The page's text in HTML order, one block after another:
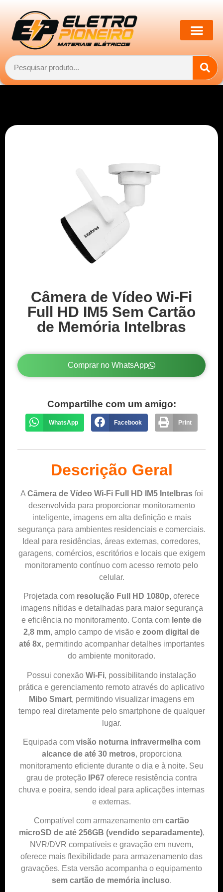
Câmera de Vídeo Wi-Fi
Full HD IM5 Sem Cartão
de Memória Intelbras
Comprar no WhatsApp
Compartilhe com um amigo:
WhatsApp Facebook Print
Descrição Geral
A Câmera de Vídeo Wi-Fi Full HD IM5 Intelbrasfoi
desenvolvida para proporcionar monitoramento
inteligente, imagens em alta definição e mais
segurança para ambientes residenciais e comerciais.
Ideal para residências, áreas externas, corredores,
garagens, comércios, escritórios e locais que exigem
monitoramento contínuo com acesso remoto pelo
celular.
Projetada com resolução Full HD 1080p, oferece
imagens nítidas e detalhadas para maior segurança
e eficiência no monitoramento. Conta com lente de
2,8 mm, amplo campo de visão e zoom digital de
até 8x, permitindo acompanhar detalhes importantes
do ambiente monitorado.
Possui conexão Wi-Fi, possibilitando instalação
prática e gerenciamento remoto através do aplicativo
Mibo Smart, permitindo visualizar imagens em
tempo real diretamente pelo smartphone de qualquer
lugar.
Equipada com visão noturna infravermelha com
alcance de até 30 metros, proporciona
monitoramento eficiente durante o dia e à noite. Seu
grau de proteção
IP67oferece resistência contra
chuva e poeira, sendo ideal para aplicações internas
e externas.
Compatível com armazenamento em cartão
microSD de até 256GB (vendido separadamente),
NVR/DVR compatíveis e gravação em nuvem,
oferece mais flexibilidade para armazenamento das
gravações. Esta versão acompanha o equipamento
sem cartão de memória incluso.